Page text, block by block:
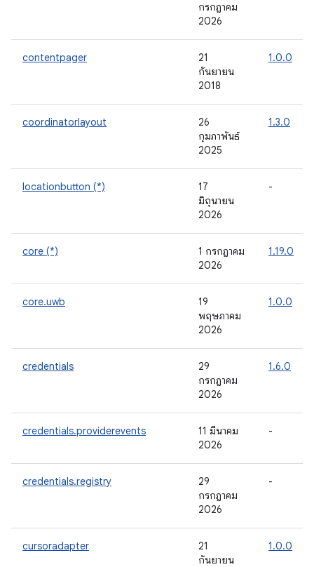
กรกฎาคม
2026
contentpager
21
กันยายน
2018
1.0.0
coordinatorlayout
26
กุมภาพันธ์
2025
1.3.0
locationbutton (*)
17
มิถุนายน
2026
-
core (*)
1 กรกฎาคม
2026
1.19.0
core.uwb
19
พฤษภาคม
2026
1.0.0
credentials
29
กรกฎาคม
2026
1.6.0
credentials.providerevents
11 มีนาคม
2026
-
credentials.registry
29
กรกฎาคม
2026
-
cursoradapter
21
กันยายน
1.0.0